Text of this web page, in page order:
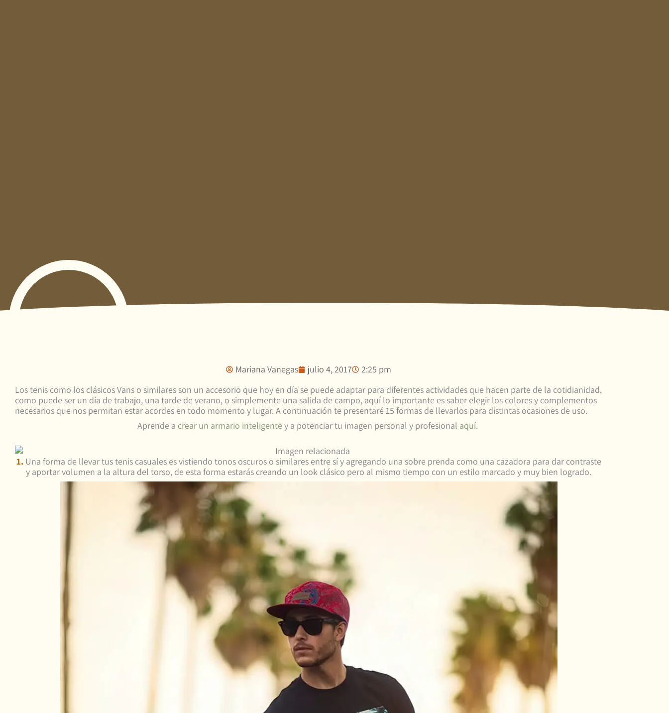
Mariana Vanegas julio 4, 2017
2:25 pm
Los tenis como los clásicos Vans o similares son un accesorio que hoy en día se puede adaptar para diferentes actividades que hacen parte de la cotidianidad,
como puede ser un día de trabajo, una tarde de verano, o simplemente una salida de campo, aquí lo importante es saber elegir los colores y complementos
necesarios que nos permitan estar acordes en todo momento y lugar. A continuación te presentaré 15 formas de llevarlos para distintas ocasiones de uso.
Aprende a crear un armario inteligente y a potenciar tu imagen personal y profesional aquí.
1. Una forma de llevar tus tenis casuales es vistiendo tonos oscuros o similares entre sí y agregando una sobre prenda como una cazadora para dar contraste
y aportar volumen a la altura del torso, de esta forma estarás creando un look clásico pero al mismo tiempo con un estilo marcado y muy bien logrado.